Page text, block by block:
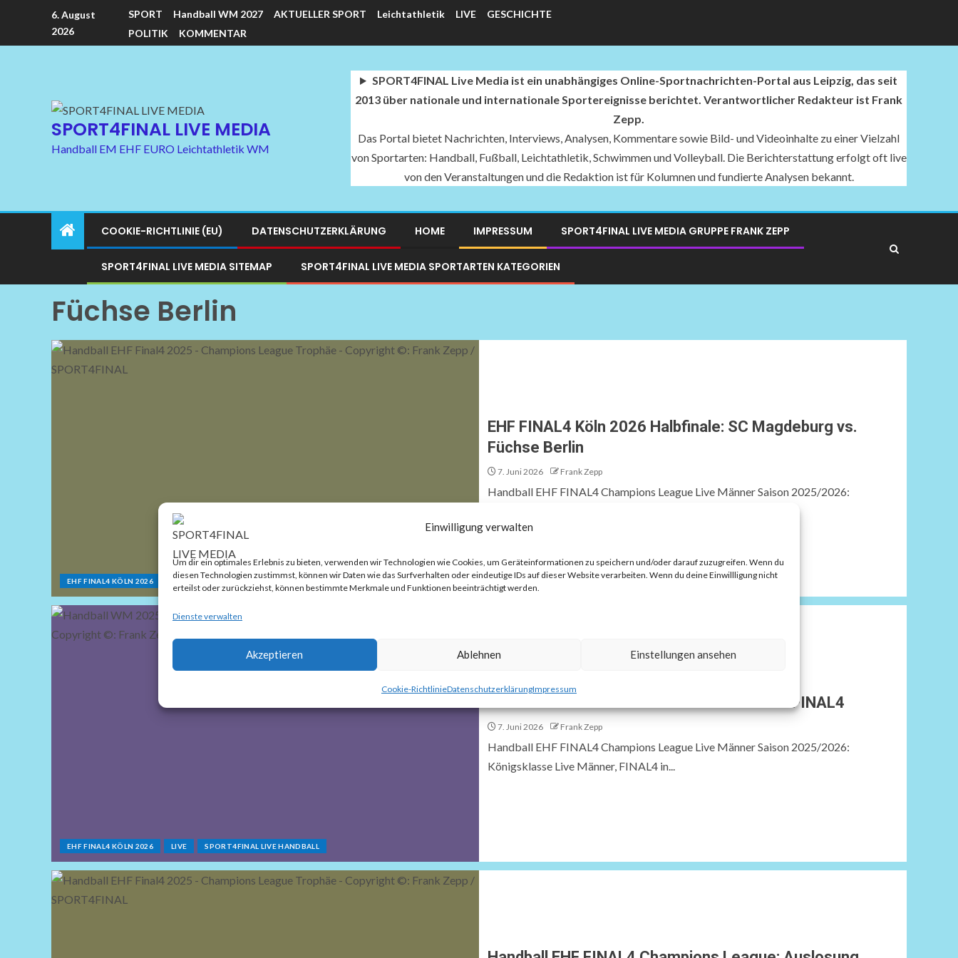
Einwilligung verwalten
Um dir ein optimales Erlebnis zu bieten, verwenden wir Technologien wie Cookies, um Geräteinformationen zu speichern und/oder darauf zuzugreifen. Wenn du
diesen Technologien zustimmst, können wir Daten wie das Surfverhalten oder eindeutige IDs auf dieser Website verarbeiten. Wenn du deine Einwillligung nicht
erteilst oder zurückziehst, können bestimmte Merkmale und Funktionen beeinträchtigt werden.
Dienste verwalten
Akzeptieren Ablehnen Einstellungen ansehen
Cookie-RichtlinieDatenschutzerklärungImpressum
6. August
2026
SPORT Handball WM 2027 AKTUELLER SPORT Leichtathletik LIVE
GESCHICHTE
POLITIK
KOMMENTAR
SPORT4FINAL LIVE MEDIA
Handball EM EHF EURO Leichtathletik WM
SPORT4FINAL Live Media ist ein unabhängiges Online-Sportnachrichten-Portal aus Leipzig, das seit
2013 über nationale und internationale Sportereignisse berichtet. Verantwortlicher Redakteur ist Frank
Zepp.
Das Portal bietet Nachrichten, Interviews, Analysen, Kommentare sowie Bild- und Videoinhalte zu einer Vielzahl
von Sportarten: Handball, Fußball, Leichtathletik, Schwimmen und Volleyball. Die Berichterstattung erfolgt oft live
von den Veranstaltungen und die Redaktion ist für Kolumnen und fundierte Analysen bekannt.
COOKIE-RICHTLINIE (EU) DATENSCHUTZERKLÄRUNG HOME IMPRESSUM SPORT4FINAL LIVE MEDIA GRUPPE FRANK ZEPP
SPORT4FINAL LIVE MEDIA SITEMAP SPORT4FINAL LIVE MEDIA SPORTARTEN KATEGORIEN
Füchse Berlin
EHF FINAL4 KÖLN 2026 FÜCHSE BERLIN SC MAGDEBURG
EHF FINAL4 Köln 2026 Halbfinale: SC Magdeburg vs.
Füchse Berlin
7. Juni 2026 Frank Zepp
Handball EHF FINAL4 Champions League Live Männer Saison 2025/2026:
EHF FINAL4 KÖLN 2026 LIVE SPORT4FINAL LIVE HANDBALL
SPORT4FINAL LIVE aus Köln: Handball EHF FINAL4
7. Juni 2026 Frank Zepp
Handball EHF FINAL4 Champions League Live Männer Saison 2025/2026:
Königsklasse Live Männer, FINAL4 in...